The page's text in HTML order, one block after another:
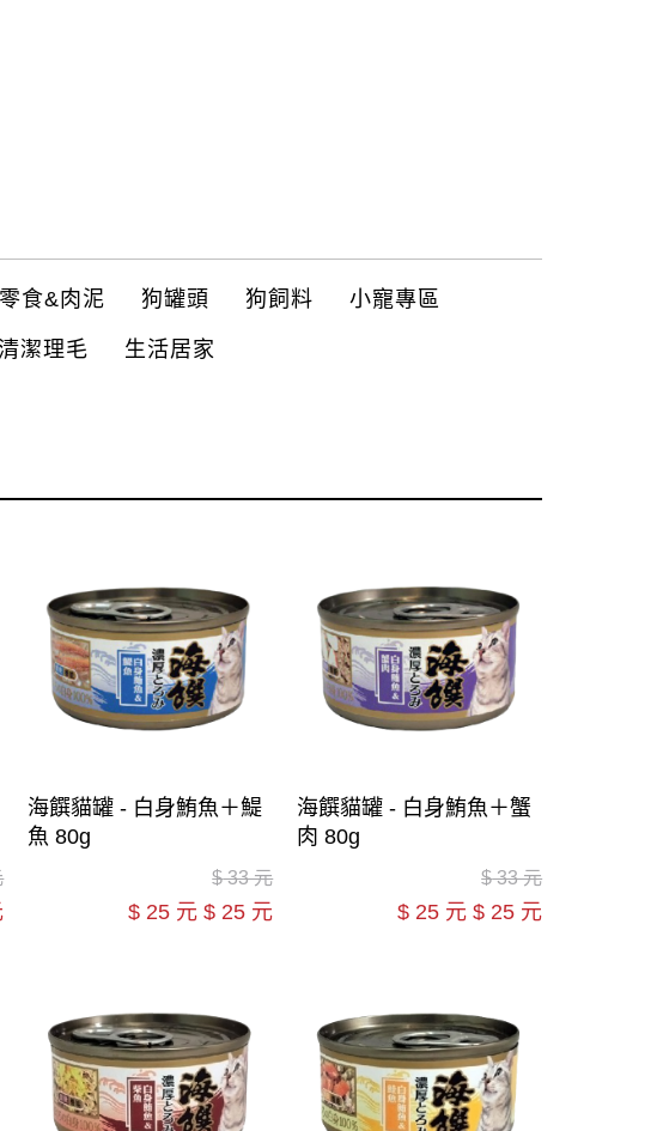
食&肉泥 狗罐頭 狗飼料 小寵專區
潔理毛 生活居家
海饌貓罐 - 白身鮪魚＋鯷
魚 80g
$33 元
$ 25 元$ 25 元
海饌貓罐 - 白身鮪魚＋蟹
肉 80g
$33 元
$ 25 元$ 25 元